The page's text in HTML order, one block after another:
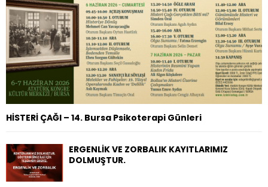
H
HİSTERİ ÇAĞI – 14. Bursa Psikoterapi Günleri
ERGENLİK VE ZORBALIK KAYITLARIMIZ
DOLMUŞTUR.